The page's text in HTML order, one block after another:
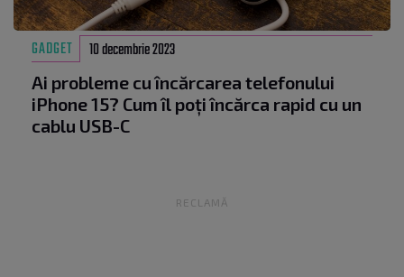
GADGET 10 decembrie 2023
Ai probleme cu încărcarea telefonului
iPhone 15? Cum îl poți încărca rapid cu un
cablu USB-C
RECLAMĂ